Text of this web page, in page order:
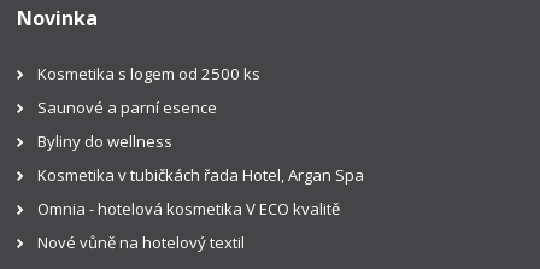
Novinka
Kosmetika s logem od 2500 ks
Saunové a parní esence
Byliny do wellness
Kosmetika v tubičkách řada Hotel, Argan Spa
Omnia - hotelová kosmetika V ECO kvalitě
Nové vůně na hotelový textil